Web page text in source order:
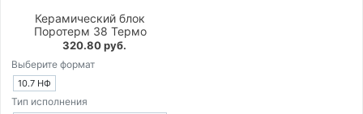
Керамический блок
Поротерм 38 Термо
320.80 руб.
Выберите формат
10.7 НФ
Тип исполнения